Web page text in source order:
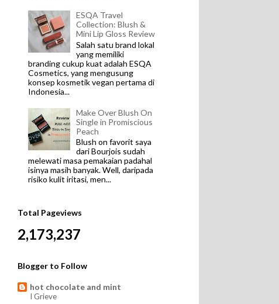
ESQA Travel
Collection: Blush &
Mini Lip Gloss Review
Salah satu brand lokal
yang memiliki
branding cukup kuat adalah ESQA
Cosmetics, yang mengusung
konsep kosmetik vegan pertama di
Indonesia...
Make Over Blush On
Single in Promiscious
Peach
Blush on favorit saya
dari Bourjois sudah
melewati masa pemakaian padahal
isinya masih banyak. Well, daripada
risiko kulit iritasi, men...
Total Pageviews
2,173,237
Blogger to Follow
hot chocolate and mint
I Grieve